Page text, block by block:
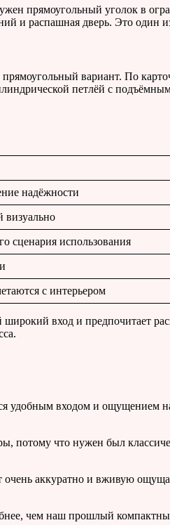
прямоугольный уголок в
и распашная дверь. Это один
вариант. По
петлёй с
надёжности
визуально
сценария использования
с интерьером
вход и предпочитает
удобным входом и ощущением
потому что нужен был
аккуратно и вживую
чем наш прошлый